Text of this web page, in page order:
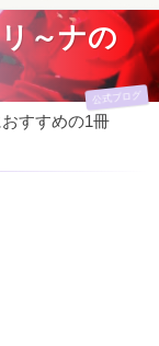
～ナの
公式ブログ
すすめの1冊